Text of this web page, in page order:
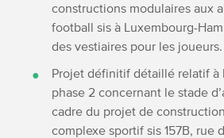
constructions modulaires aux
football sis à Luxembourg-
des vestiaires pour les joueurs.
Projet définitif détaillé relatif à
phase 2 concernant le stade
cadre du projet de
complexe sportif sis 157B, rue